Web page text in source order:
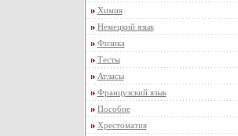
Химия
Немецкий язык
Физика
Тесты
Атласы
Французский язык
Пособие
Хрестоматия